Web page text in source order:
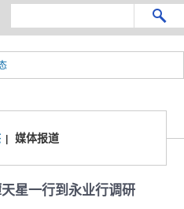
媒体报道
星一行到永业行调研